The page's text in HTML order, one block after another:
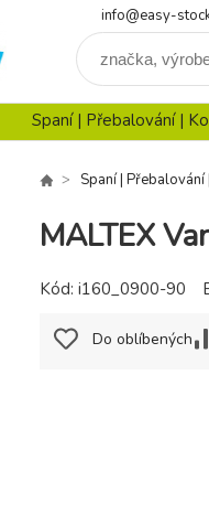
info@easy-
Spaní | Přebalování |
Spaní | Přebalování
MALTEX
Kód: i160_0900-90
Do oblíbených